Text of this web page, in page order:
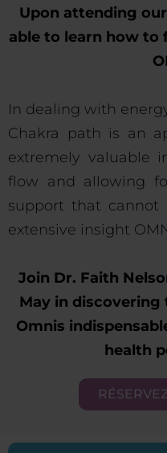
Upon attending
able to learn how to
In dealing with
Chakra path is an
extremely valuable
flow and allowing
support that
extensive insight
Join Dr. Faith
May in
Omnis
health